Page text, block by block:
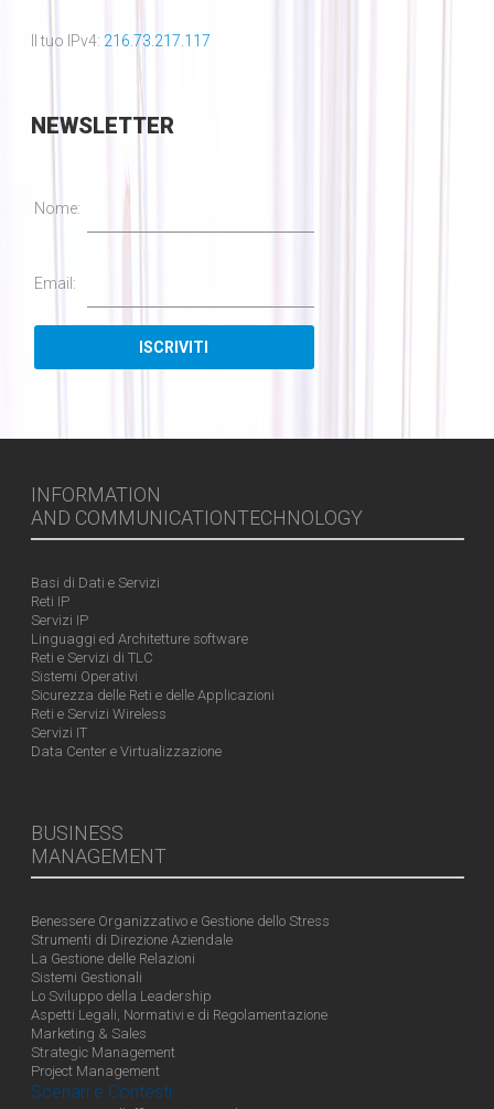
Il tuo IPv4: 216.73.217.117
NEWSLETTER
Nome:
Email:
INFORMATION
AND COMMUNICATIONTECHNOLOGY
Basi di Dati e Servizi
Reti IP
Servizi IP
Linguaggi ed Architetture software
Reti e Servizi di TLC
Sistemi Operativi
Sicurezza delle Reti e delle Applicazioni
Reti e Servizi Wireless
Servizi IT
Data Center e Virtualizzazione
BUSINESS
MANAGEMENT
Benessere Organizzativo e Gestione dello Stress
Strumenti di Direzione Aziendale
La Gestione delle Relazioni
Sistemi Gestionali
Lo Sviluppo della Leadership
Aspetti Legali, Normativi e di Regolamentazione
Marketing & Sales
Strategic Management
Project Management
Scenari e Contesti